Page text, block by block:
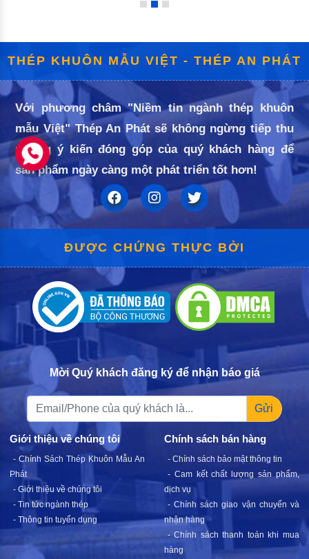
THÉP KHUÔN MẪU VIỆT - THÉP AN PHÁT
Với phương châm "Niềm tin ngành thép khuôn
mẫu Việt" Thép An Phát sẽ không ngừng tiếp thu
những ý kiến đóng góp của quý khách hàng để
sản phẩm ngày càng một phát triển tốt hơn!
ĐƯỢC CHỨNG THỰC BỞI
Mời Quý khách đăng ký để nhận báo giá
Gửi